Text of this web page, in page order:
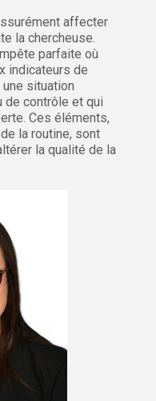
affecter
la chercheuse.
parfaite où
indicateurs de
situation
de contrôle et qui
Ces éléments,
la routine, sont
la qualité de la